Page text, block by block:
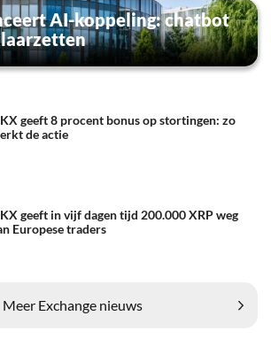
AI-koppeling: chatbot
geeft 8 procent bonus op stortingen: zo
de actie
geeft in vijf dagen tijd 200.000 XRP weg
Europese traders
Meer Exchange nieuws